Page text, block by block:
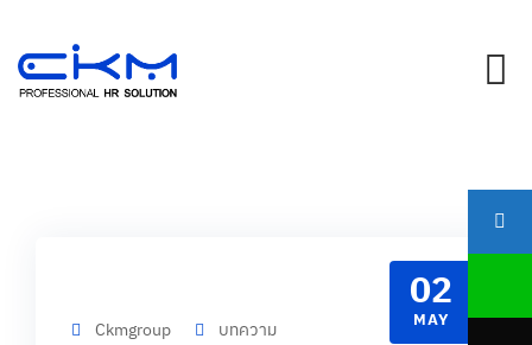
content
02
MAY
Ckmgroup บทความ